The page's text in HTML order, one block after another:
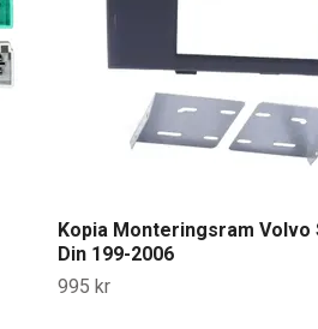
Kopia Monteringsram Volvo
Din 199-2006
995 kr